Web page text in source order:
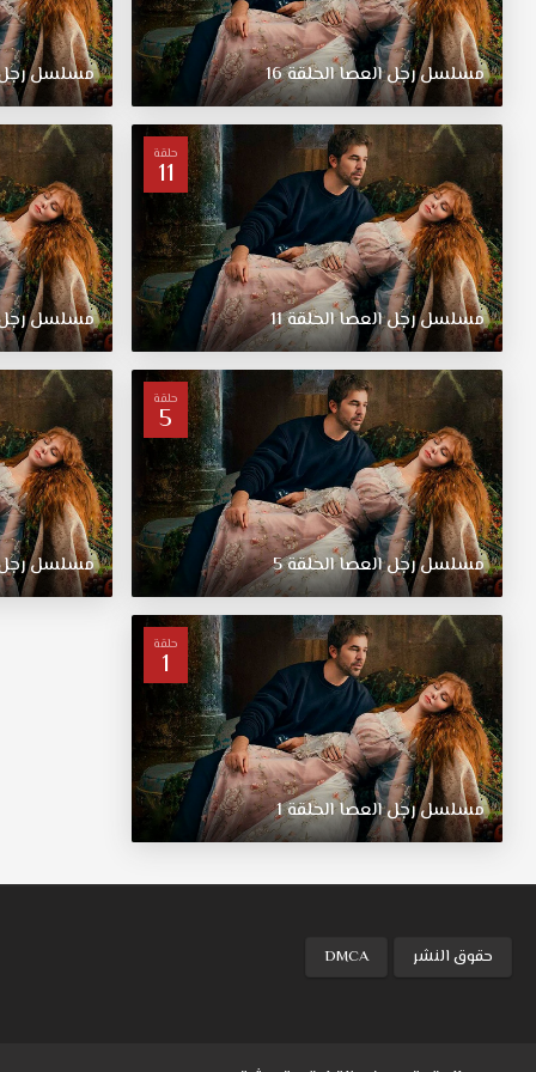
الاول
مترجم
قصة
عشق.
حول
الحب
المهووس
لمطور
البرمجيات
تامر
والذي
حقق
ثروة
فجأة
وبيري
التي
تعمل
في
المصرف.
تامر
الذي
انتقل
إلى
قصر
أشتراه
حديثاً،
يقوم
بخطف
بيري
ويحبسها
في
مغلق!
مسلسلرجلالعصاالحلقة16 مسلسل
حلقة
11
مسلسلرجلالعصاالحلقة11 مسلسل
حلقة
5
مسلسلرجلالعصاالحلقة5 مسلسل
حلقة
1
مسلسلرجلالعصاالحلقة1
حقوق النشر DMCA